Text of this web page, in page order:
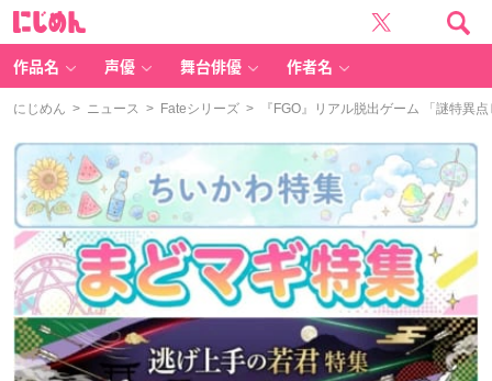
作品名 声優 舞台俳優 作者名
にじめん > ニュース > Fateシリーズ > 『FGO』リアル脱出ゲーム 「謎特異